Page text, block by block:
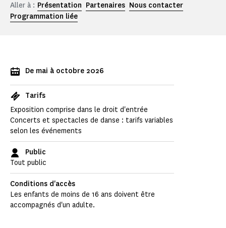
Aller à : Présentation Partenaires Nous contacter
Programmation liée
De mai à octobre 2026
Tarifs
Exposition comprise dans le droit d'entrée
Concerts et spectacles de danse : tarifs variables
selon les événements
Public
Tout public
Conditions d'accès
Les enfants de moins de 16 ans doivent être
accompagnés d'un adulte.